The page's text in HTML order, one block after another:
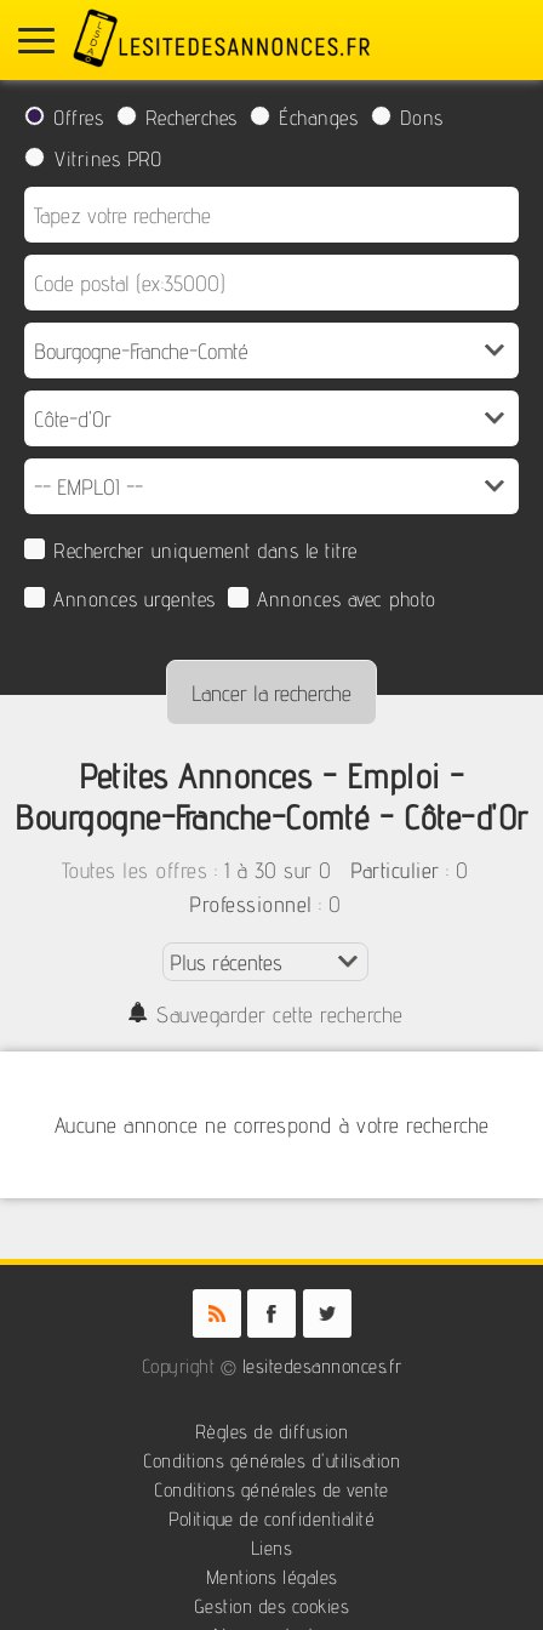
Offres Recherches Échanges
Dons
Vitrines PRO
Rechercher uniquement dans le titre
Annonces urgentes
Annonces avec photo
Petites Annonces - Emploi -
Bourgogne-Franche-Comté - Côte-d'Or
Toutes les offres : 1 à 30 sur 0 Particulier : 0
Professionnel : 0
Sauvegarder cette recherche
Aucune annonce ne correspond à votre recherche
Copyright © lesitedesannonces.fr
Règles de diffusion
Conditions générales d'utilisation
Conditions générales de vente
Politique de confidentialité
Liens
Mentions légales
Gestion des cookies